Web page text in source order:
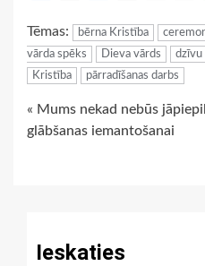
Tēmas: bērna Kristība
vārda spēks
Dieva vārds dzīvu
Kristība
pārradīšanas darbs
Continue
« Mums nekad nebūs
glābšanas iemantošanai
Ieskaties